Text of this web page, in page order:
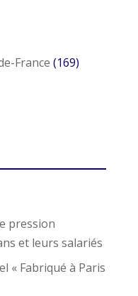
France (169)
pression
et leurs salariés
« Fabriqué à Paris